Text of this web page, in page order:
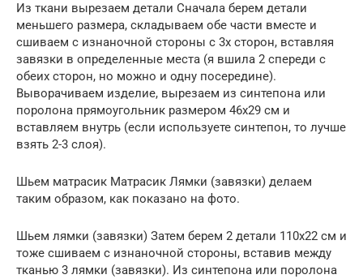
Из ткани вырезаем детали Сначала берем детали
меньшего размера, складываем обе части вместе и
сшиваем с изнаночной стороны с 3х сторон, вставляя
завязки в определенные места (я вшила 2 спереди с
обеих сторон, но можно и одну посередине).
Выворачиваем изделие, вырезаем из синтепона или
поролона прямоугольник размером 46х29 см и
вставляем внутрь (если используете синтепон, то лучше
взять 2-3 слоя).
Шьем матрасик Матрасик Лямки (завязки) делаем
таким образом, как показано на фото.
Шьем лямки (завязки) Затем берем 2 детали 110х22 см и
тоже сшиваем с изнаночной стороны, вставив между
тканью 3 лямки (завязки). Из синтепона или поролона